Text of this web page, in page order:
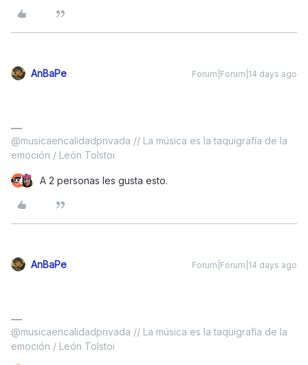
AnBaPe Forum|Forum|14 days ago
@musicaencalidadprivada // La música es la taquigrafía de la
emoción / León Tolstoi
A 2 personas les gusta esto.
AnBaPe Forum|Forum|14 days ago
@musicaencalidadprivada // La música es la taquigrafía de la
emoción / León Tolstoi